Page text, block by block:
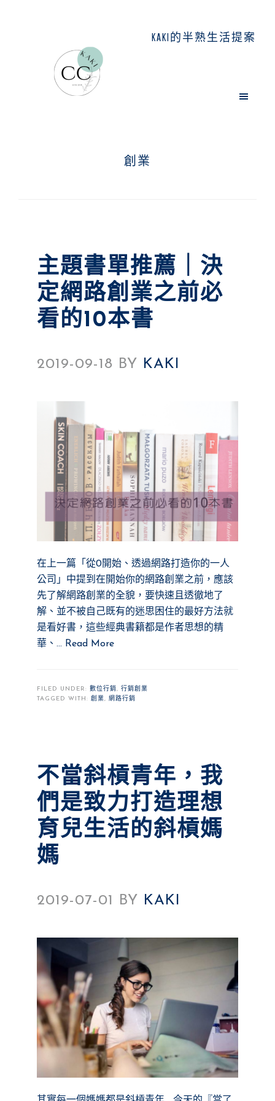
KAKI的半熟生活提案
創業
主題書單推薦｜決
定網路創業之前必
看的10本書
2019-09-18 BY KAKI
在上一篇「從0開始、透過網路打造你的一人
公司」中提到在開始你的網路創業之前，應該
先了解網路創業的全貌，要快速且透徹地了
解、並不被自己既有的迷思困住的最好方法就
是看好書，這些經典書籍都是作者思想的精
華、… Read More
FILED UNDER: 數位行銷, 行銷創業
TAGGED WITH: 創業, 網路行銷
不當斜槓青年，我
們是致力打造理想
育兒生活的斜槓媽
媽
2019-07-01 BY KAKI